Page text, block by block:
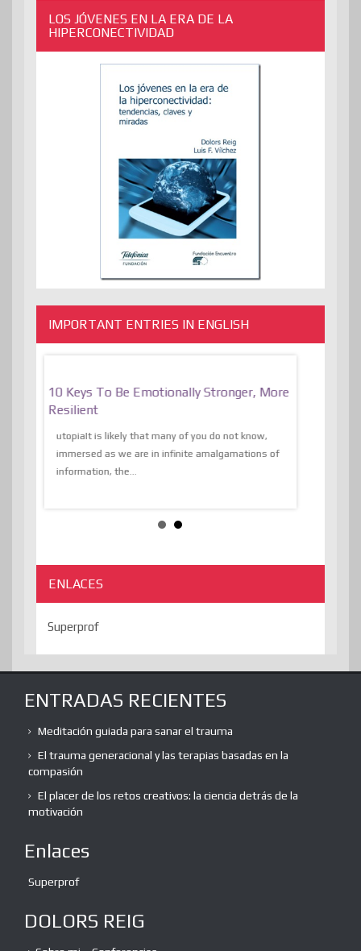
LOS JÓVENES EN LA ERA DE LA
HIPERCONECTIVIDAD
IMPORTANT ENTRIES IN ENGLISH
10 Keys To Be Emotionally Stronger, More
Resilient
utopiaIt is likely that many of you do not know,
immersed as we are in infinite amalgamations of
information, the...
ENLACES
Superprof
ENTRADAS RECIENTES
Meditación guiada para sanar el trauma
El trauma generacional y las terapias basadas en la
compasión
El placer de los retos creativos: la ciencia detrás de la
motivación
Enlaces
Superprof
DOLORS REIG